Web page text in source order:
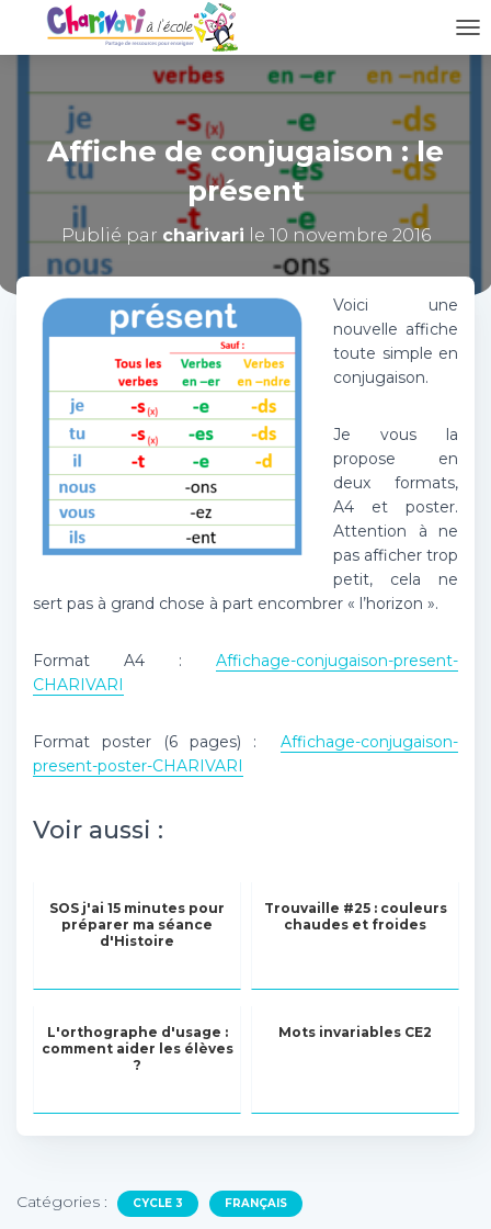
L
V
Affiche de conjugaison : le
présent
Publié par charivari le 10 novembre 2016
Voici une
nouvelle affiche
toute simple en
conjugaison.
Je vous la
propose en
deux formats,
A4 et poster.
Attention à ne
pas afficher trop
petit, cela ne
sert pas à grand chose à part encombrer « l’horizon ».
Format A4 : Affichage-conjugaison-present-
CHARIVARI
Format poster (6 pages) : Affichage-conjugaison-
present-poster-CHARIVARI
Voir aussi :
SOS j'ai 15 minutes pour
préparer ma séance
d'Histoire
Trouvaille #25 : couleurs
chaudes et froides
L'orthographe d'usage :
comment aider les élèves
?
Mots invariables CE2
Catégories : CYCLE 3 FRANÇAIS